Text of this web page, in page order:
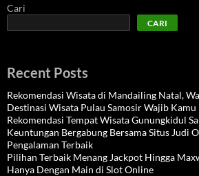
Cari
CARI
Recent Posts
Rekomendasi Wisata di Mandailing Natal,
Destinasi Wisata Pulau Samosir Wajib
Rekomendasi Tempat Wisata Gunungkidul
Keuntungan Bergabung Bersama Situs Judi
Pengalaman Terbaik
Pilihan Terbaik Menang Jackpot Hingga
Hanya Dengan Main di Slot Online